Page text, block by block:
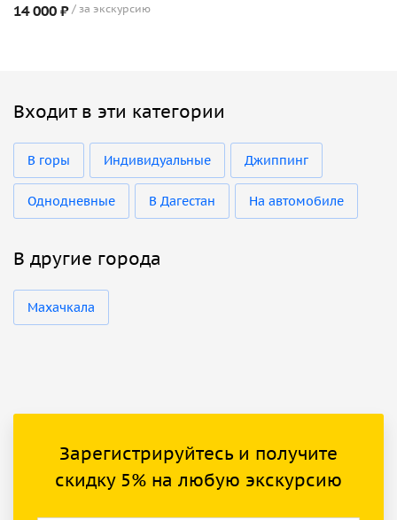
14 000 ₽ за экскурсию
Входит в эти категории
В горы Индивидуальные Джиппинг
Однодневные В Дагестан На автомобиле
В другие города
Махачкала
Зарегистрируйтесь и получите
скидку 5% на любую экскурсию